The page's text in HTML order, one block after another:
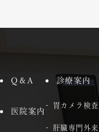
Q＆A
医院案内
診療案内
胃カメラ検査
肝臓専門外